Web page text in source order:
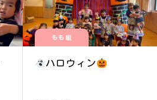
もも組
ハロウィン